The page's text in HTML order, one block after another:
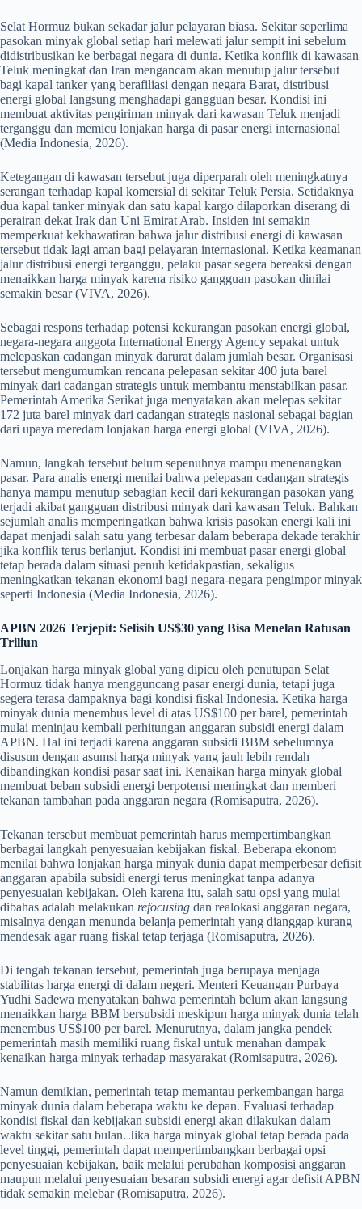
Selat Hormuz bukan sekadar jalur pelayaran biasa. Sekitar seperlima
pasokan minyak global setiap hari melewati jalur sempit ini sebelum
didistribusikan ke berbagai negara di dunia. Ketika konflik di kawasan
Teluk meningkat dan Iran mengancam akan menutup jalur tersebut
bagi kapal tanker yang berafiliasi dengan negara Barat, distribusi
energi global langsung menghadapi gangguan besar. Kondisi ini
membuat aktivitas pengiriman minyak dari kawasan Teluk menjadi
terganggu dan memicu lonjakan harga di pasar energi internasional
(Media Indonesia, 2026).
Ketegangan di kawasan tersebut juga diperparah oleh meningkatnya
serangan terhadap kapal komersial di sekitar Teluk Persia. Setidaknya
dua kapal tanker minyak dan satu kapal kargo dilaporkan diserang di
perairan dekat Irak dan Uni Emirat Arab. Insiden ini semakin
memperkuat kekhawatiran bahwa jalur distribusi energi di kawasan
tersebut tidak lagi aman bagi pelayaran internasional. Ketika keamanan
jalur distribusi energi terganggu, pelaku pasar segera bereaksi dengan
menaikkan harga minyak karena risiko gangguan pasokan dinilai
semakin besar (VIVA, 2026).
Sebagai respons terhadap potensi kekurangan pasokan energi global,
negara-negara anggota International Energy Agency sepakat untuk
melepaskan cadangan minyak darurat dalam jumlah besar. Organisasi
tersebut mengumumkan rencana pelepasan sekitar 400 juta barel
minyak dari cadangan strategis untuk membantu menstabilkan pasar.
Pemerintah Amerika Serikat juga menyatakan akan melepas sekitar
172 juta barel minyak dari cadangan strategis nasional sebagai bagian
dari upaya meredam lonjakan harga energi global (VIVA, 2026).
Namun, langkah tersebut belum sepenuhnya mampu menenangkan
pasar. Para analis energi menilai bahwa pelepasan cadangan strategis
hanya mampu menutup sebagian kecil dari kekurangan pasokan yang
terjadi akibat gangguan distribusi minyak dari kawasan Teluk. Bahkan
sejumlah analis memperingatkan bahwa krisis pasokan energi kali ini
dapat menjadi salah satu yang terbesar dalam beberapa dekade terakhir
jika konflik terus berlanjut. Kondisi ini membuat pasar energi global
tetap berada dalam situasi penuh ketidakpastian, sekaligus
meningkatkan tekanan ekonomi bagi negara-negara pengimpor minyak
seperti Indonesia (Media Indonesia, 2026).
APBN 2026 Terjepit: Selisih US$30 yang Bisa Menelan Ratusan
Triliun
Lonjakan harga minyak global yang dipicu oleh penutupan Selat
Hormuz tidak hanya mengguncang pasar energi dunia, tetapi juga
segera terasa dampaknya bagi kondisi fiskal Indonesia. Ketika harga
minyak dunia menembus level di atas US$100 per barel, pemerintah
mulai meninjau kembali perhitungan anggaran subsidi energi dalam
APBN. Hal ini terjadi karena anggaran subsidi BBM sebelumnya
disusun dengan asumsi harga minyak yang jauh lebih rendah
dibandingkan kondisi pasar saat ini. Kenaikan harga minyak global
membuat beban subsidi energi berpotensi meningkat dan memberi
tekanan tambahan pada anggaran negara (Romisaputra, 2026).
Tekanan tersebut membuat pemerintah harus mempertimbangkan
berbagai langkah penyesuaian kebijakan fiskal. Beberapa ekonom
menilai bahwa lonjakan harga minyak dunia dapat memperbesar defisit
anggaran apabila subsidi energi terus meningkat tanpa adanya
penyesuaian kebijakan. Oleh karena itu, salah satu opsi yang mulai
dibahas adalah melakukan refocusing dan realokasi anggaran negara,
misalnya dengan menunda belanja pemerintah yang dianggap kurang
mendesak agar ruang fiskal tetap terjaga (Romisaputra, 2026).
Di tengah tekanan tersebut, pemerintah juga berupaya menjaga
stabilitas harga energi di dalam negeri. Menteri Keuangan Purbaya
Yudhi Sadewa menyatakan bahwa pemerintah belum akan langsung
menaikkan harga BBM bersubsidi meskipun harga minyak dunia telah
menembus US$100 per barel. Menurutnya, dalam jangka pendek
pemerintah masih memiliki ruang fiskal untuk menahan dampak
kenaikan harga minyak terhadap masyarakat (Romisaputra, 2026).
Namun demikian, pemerintah tetap memantau perkembangan harga
minyak dunia dalam beberapa waktu ke depan. Evaluasi terhadap
kondisi fiskal dan kebijakan subsidi energi akan dilakukan dalam
waktu sekitar satu bulan. Jika harga minyak global tetap berada pada
level tinggi, pemerintah dapat mempertimbangkan berbagai opsi
penyesuaian kebijakan, baik melalui perubahan komposisi anggaran
maupun melalui penyesuaian besaran subsidi energi agar defisit APBN
tidak semakin melebar (Romisaputra, 2026).